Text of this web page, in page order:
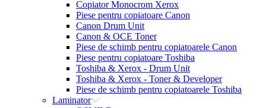
Copiator Monocrom Xerox
Piese pentru copiatoare Canon
Canon Drum Unit
Canon & OCE Toner
Piese de schimb pentru copiatoarele Canon
Piese pentru copiatoare Toshiba
Toshiba & Xerox - Drum Unit
Toshiba & Xerox - Toner & Developer
Piese de schimb pentru copiatoarele Toshiba
Laminator